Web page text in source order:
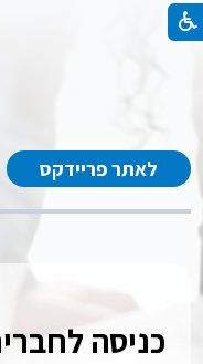
לאתר פריידקס
כניסה